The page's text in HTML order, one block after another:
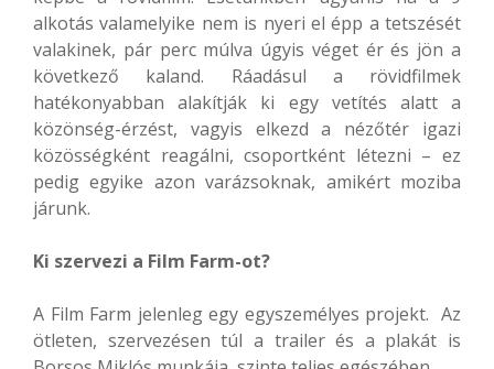
alkotás valamelyike nem is nyeri el épp a tetszését
valakinek, pár perc múlva úgyis véget ér és jön a
következő kaland. Ráadásul a rövidfilmek
hatékonyabban alakítják ki egy vetítés alatt a
közönség-érzést, vagyis elkezd a nézőtér igazi
közösségként reagálni, csoportként létezni – ez
pedig egyike azon varázsoknak, amikért moziba
járunk.
Ki szervezi a Film Farm-ot?
A Film Farm jelenleg egy egyszemélyes projekt. Az
ötleten, szervezésen túl a trailer és a plakát is